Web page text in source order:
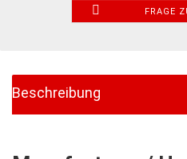
FRAGE
Beschreibung